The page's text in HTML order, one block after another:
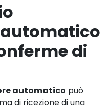
di
automatico può
di ricezione di una